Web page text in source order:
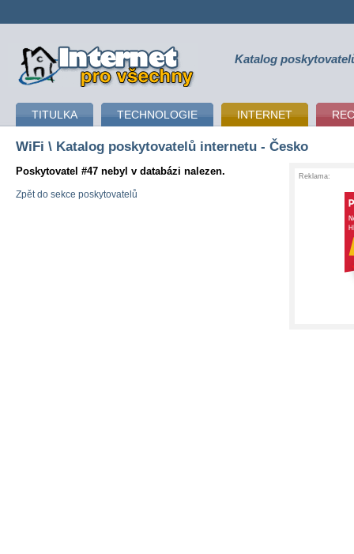
připojení k internetu Katalog
TITULKA TECHNOLOGIE INTERNET
WiFi \ Katalog poskytovatelů internetu - Česko
Reklama:
Poskytovatel #47 nebyl v databázi nalezen.
Zpět do sekce poskytovatelů